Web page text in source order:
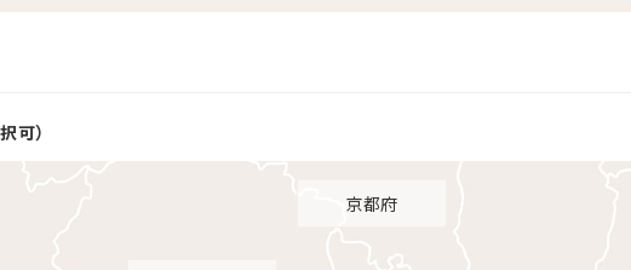
可）
京都府
可）